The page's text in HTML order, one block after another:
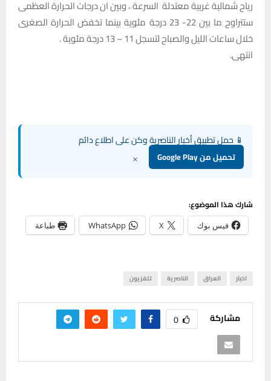
رياح شمالية غربية معتدلة السرعة ، وبين ان درجات الحرارة العظمى
ستتراوح ما بين 22- 23 درجة مئوية بينما تخفض الحرارة الصغرى
خلال ساعات الليل والصباح لتسجل 11 – 13 درجة مئوية .
انتهى.
📱 حمل تطبيق أخبار الناصرية وكن على اطلاع دائم
تحميل من Google Play ×
شارك هذا الموضوع:
فيس بوك X
WhatsApp طباعة
اخبار العراق الناصرية تلفزيون
مشاركة 0